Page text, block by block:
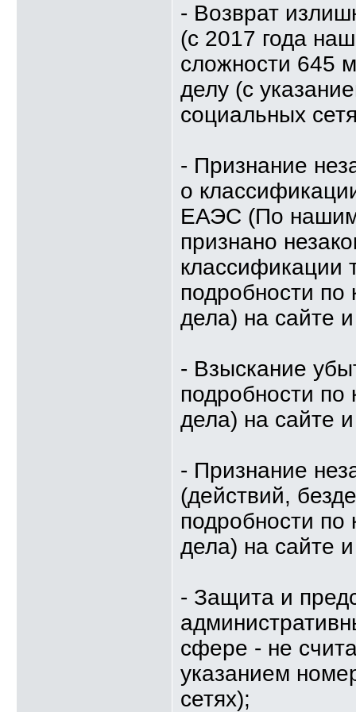
- Возврат
(с 2017 года
сложности 645
делу (с
социальных
- Признание
о
ЕАЭС (По
признано
классификации
подробности
дела) на сайте
- Взыскание
подробности
дела) на сайте
- Признание
(действий,
подробности
дела) на сайте
- Защита и
сфере - не
указанием
сетях);